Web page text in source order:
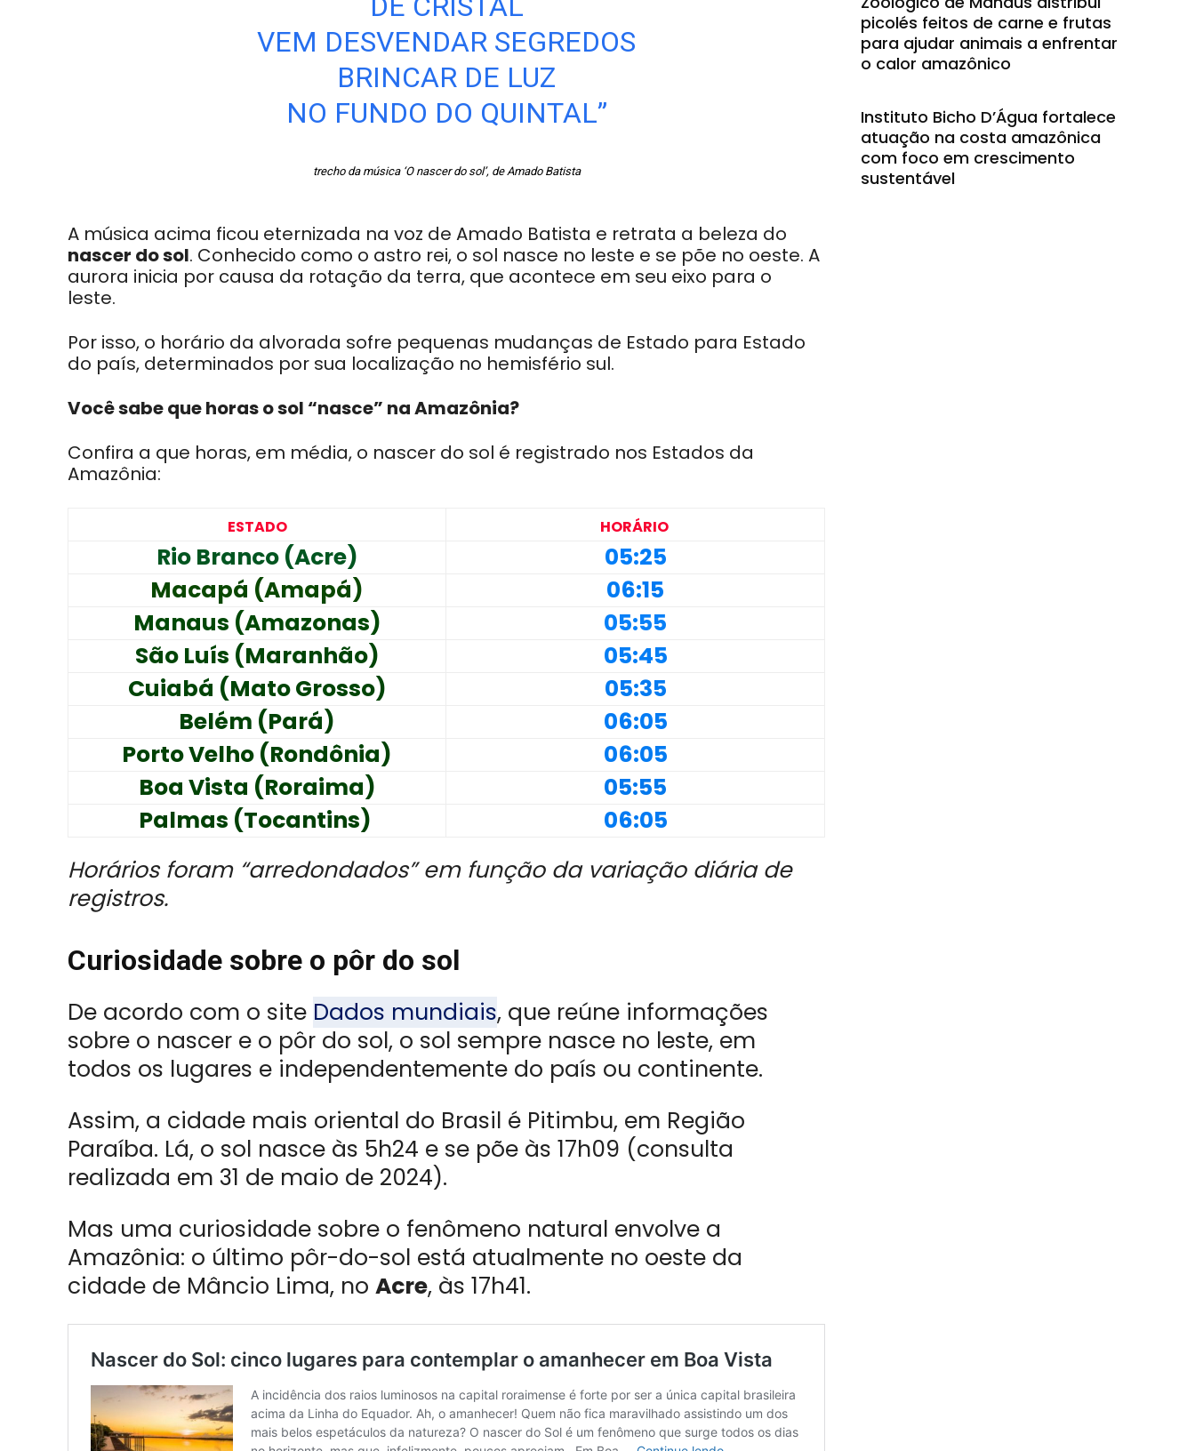
VEM DESVENDAR SEGREDOS
BRINCAR DE LUZ
NO FUNDO DO QUINTAL”
trecho da música ‘O nascer do sol’, de Amado Batista
A música acima ficou eternizada na voz de Amado Batista e retrata a beleza do
nascer do sol. Conhecido como o astro rei, o sol nasce no leste e se põe no oeste. A
aurora inicia por causa da rotação da terra, que acontece em seu eixo para o
leste.
Por isso, o horário da alvorada sofre pequenas mudanças de Estado para Estado
do país, determinados por sua localização no hemisfério sul.
Você sabe que horas o sol “nasce” na Amazônia?
Confira a que horas, em média, o nascer do sol é registrado nos Estados da
Amazônia:
ESTADO HORÁRIO
Rio Branco (Acre)
05:25
Macapá (Amapá)
06:15
Manaus (Amazonas)
05:55
São Luís (Maranhão)
05:45
Cuiabá (Mato Grosso)
05:35
Belém (Pará)
06:05
Porto Velho (Rondônia)
06:05
Boa Vista (Roraima)
05:55
Palmas (Tocantins)
06:05
Horários foram “arredondados” em função da variação diária de
registros.
Curiosidade sobre o pôr do sol
De acordo com o site Dados mundiais, que reúne informações
sobre o nascer e o pôr do sol, o sol sempre nasce no leste, em
todos os lugares e independentemente do país ou continente.
Assim, a cidade mais oriental do Brasil é Pitimbu, em Região
Paraíba. Lá, o sol nasce às 5h24 e se põe às 17h09 (consulta
realizada em 31 de maio de 2024).
Mas uma curiosidade sobre o fenômeno natural envolve a
Amazônia: o último pôr-do-sol está atualmente no oeste da
cidade de Mâncio Lima, no Acre, às 17h41.
picolés feitos de carne e frutas
para ajudar animais a enfrentar
o calor amazônico
Instituto Bicho D’Água fortalece
atuação na costa amazônica
com foco em crescimento
sustentável